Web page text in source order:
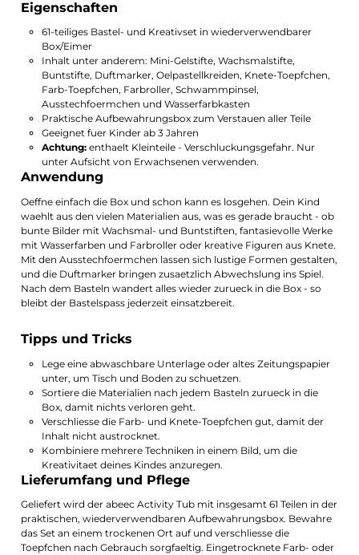
Eigenschaften
61-teiliges Bastel- und Kreativset in wiederverwendbarer
Box/Eimer
Inhalt unter anderem: Mini-Gelstifte, Wachsmalstifte,
Buntstifte, Duftmarker, Oelpastellkreiden, Knete-Toepfchen,
Farb-Toepfchen, Farbroller, Schwammpinsel,
Ausstechfoermchen und Wasserfarbkasten
Praktische Aufbewahrungsbox zum Verstauen aller Teile
Geeignet fuer Kinder ab 3 Jahren
Achtung:enthaelt Kleinteile - Verschluckungsgefahr. Nur
unter Aufsicht von Erwachsenen verwenden.
Anwendung
Oeffne einfach die Box und schon kann es losgehen. Dein Kind
waehlt aus den vielen Materialien aus, was es gerade braucht - ob
bunte Bilder mit Wachsmal- und Buntstiften, fantasievolle Werke
mit Wasserfarben und Farbroller oder kreative Figuren aus Knete.
Mit den Ausstechfoermchen lassen sich lustige Formen gestalten,
und die Duftmarker bringen zusaetzlich Abwechslung ins Spiel.
Nach dem Basteln wandert alles wieder zurueck in die Box - so
bleibt der Bastelspass jederzeit einsatzbereit.
Tipps und Tricks
Lege eine abwaschbare Unterlage oder altes Zeitungspapier
unter, um Tisch und Boden zu schuetzen.
Sortiere die Materialien nach jedem Basteln zurueck in die
Box, damit nichts verloren geht.
Verschliesse die Farb- und Knete-Toepfchen gut, damit der
Inhalt nicht austrocknet.
Kombiniere mehrere Techniken in einem Bild, um die
Kreativitaet deines Kindes anzuregen.
Lieferumfang und Pflege
Geliefert wird der abeec Activity Tub mit insgesamt 61 Teilen in der
praktischen, wiederverwendbaren Aufbewahrungsbox. Bewahre
das Set an einem trockenen Ort auf und verschliesse die
Toepfchen nach Gebrauch sorgfaeltig. Eingetrocknete Farb- oder